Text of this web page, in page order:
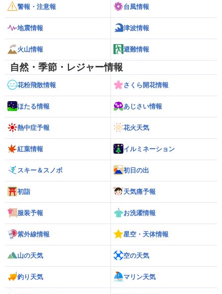
警報・注意報 台風情報
地震情報 津波情報
火山情報 避難情報
自然・季節・レジャー情報
花粉飛散情報 さくら開花情報
ほたる情報 あじさい情報
熱中症予報 花火天気
紅葉情報 イルミネーション
スキー＆スノボ 初日の出
初詣 天気痛予報
服装予報 お洗濯情報
紫外線情報 星空・天体情報
山の天気 空の天気
釣り天気 マリン天気